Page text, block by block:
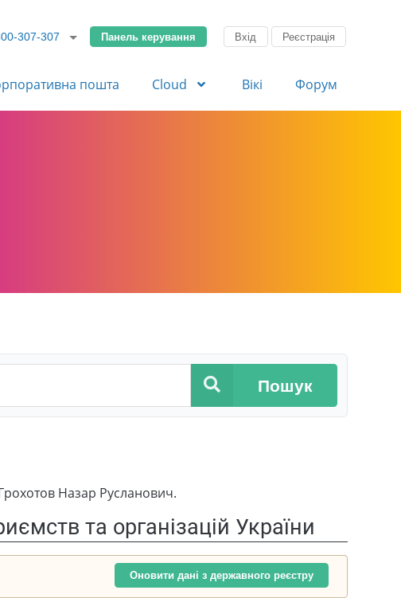
307-307 Панель керування Вхід Реєстрація
пошта Cloud Вікі Форум
Пошук
Назар Русланович.
та організацій України
Оновити дані з державного реєстру